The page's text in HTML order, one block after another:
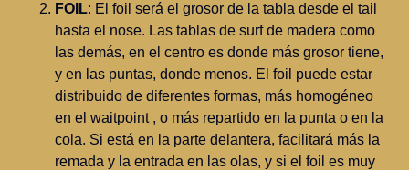
FOIL: El foil será el grosor de la tabla desde el tail
hasta el nose. Las tablas de surf de madera como
las demás, en el centro es donde más grosor tiene,
y en las puntas, donde menos. El foil puede estar
distribuido de diferentes formas, más homogéneo
en el waitpoint , o más repartido en la punta o en la
cola. Si está en la parte delantera, facilitará más la
remada y la entrada en las olas, y si el foil es muy